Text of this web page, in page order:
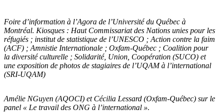
Foire d’information à l’Agora de l’Université du Québec à
Montréal. Kiosques : Haut Commissariat des Nations unies pour les
réfugiés ; institut de statistique de l’UNESCO ; Action contre la faim
(ACF) ; Amnistie Internationale ; Oxfam-Québec ; Coalition pour
la diversité culturelle ; Solidarité, Union, Coopération (SUCO) et
une exposition de photos de stagiaires de l’UQAM à l’international
(SRI-UQAM)
Amélie NGuyen (AQOCI) et Cécilia Lessard (Oxfam-Québec) sur le
panel « Le travail des ONG à l’international ».